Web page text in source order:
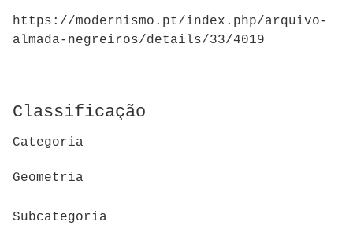
https://modernismo.pt/index.php/arquivo-
almada-negreiros/details/33/4019
Classificação
Categoria
Geometria
Subcategoria